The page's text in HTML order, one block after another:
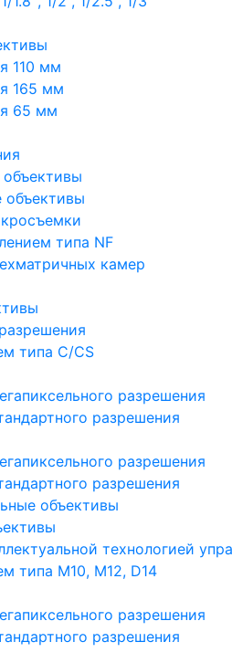
110 мм
165 мм
65 мм
типа NF
камер
типа C/CS
разрешения
разрешения
разрешения
разрешения
объективы
технологией
типа M10, M12, D14
разрешения
разрешения